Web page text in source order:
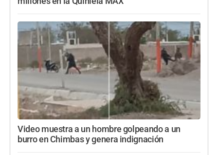
Video muestra a un hombre golpeando a un
burro en Chimbas y genera indignación